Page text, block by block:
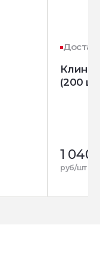
Клин
(200
1 040
руб/шт